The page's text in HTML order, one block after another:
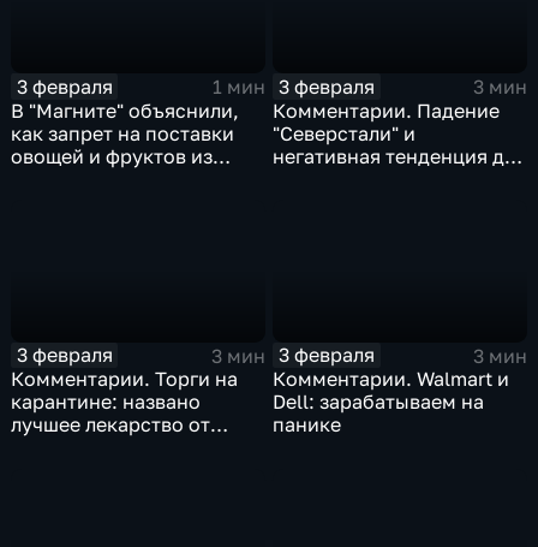
3 февраля
1 мин
В "Магните" объяснили,
как запрет на поставки
овощей и фруктов из
3 февраля
3 мин
Комментарии. Падение
"Северстали" и
негативная тенденция для
3 февраля
3 мин
Комментарии. Торги на
карантине: названо
лучшее лекарство от
3 февраля
3 мин
Комментарии. Walmart и
Dell: зарабатываем на
панике